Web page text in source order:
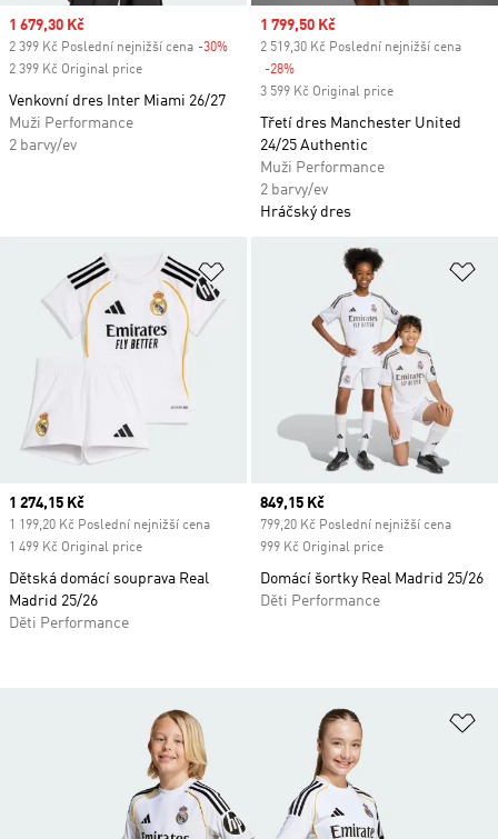
Sale price
1 679,30 Kč
2 399 Kč Poslední nejnižší cena -30% Discount
2 399 Kč Original price
Venkovní dres Inter Miami 26/27
Muži Performance
2 barvy/ev
Sale price
1 799,50 Kč
2 519,30 Kč Poslední nejnižší cena
-28%
3 599 Kč Original price
Třetí dres Manchester United
24/25 Authentic
Muži Performance
2 barvy/ev
Hráčský dres
Přidat do seznamu přání
Current price
1 274,15 Kč
1 199,20 Kč Poslední nejnižší cena
1 499 Kč Original price
Dětská domácí souprava Real
Madrid 25/26
Děti Performance
Current price
849,15 Kč
799,20 Kč Poslední nejnižší cena
999 Kč Original price
Domácí šortky Real Madrid 25/26
Děti Performance